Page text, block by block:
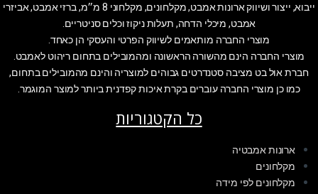
ייבוא, ייצור ושיווק ארונות אמבט, מקלחונים, מקלחוני 8 מ״מ, ברזי אמבט, אביזרי
אמבט, מיכלי הדחה, תעלות ניקוז וכלים סניטריים.
מוצרי החברה מותאמים לשיווק הפרטי והעסקי הן כאחד.
מוצרי החברה הינם מהשורה הראשונה ומהמובילים בתחום ריהוט לאמבט.
חברת אול בט מציבה סטנדרטים גבוהים למוצריה והינם מהמובילים בתחום,
כמו כן מוצרי החברה עוברים בקרת איכות קפדנית ביותר למוצר המוגמר.
כל הקטגוריות
ארונות אמבטיה
מקלחונים
מקלחונים לפי מידה